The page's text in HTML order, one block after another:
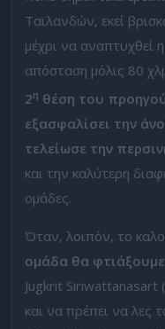
Ταϊλανδών, εκεί
μέχρι να αναπτυχθεί
απόσταση μόλις 80
2η θέση του
εξασφαλίσει την
τελείωσε την
και την καλύτερη
ομάδες.
Όταν, λοιπόν, το
ομάδα θα
Jugkrit Siriwattanasart
και να πρέπει να λες